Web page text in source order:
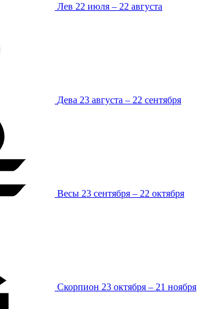
Лев 22 июля – 22 августа
Дева 23 августа – 22 сентября
Весы 23 сентября – 22 октября
Скорпион 23 октября – 21 ноября